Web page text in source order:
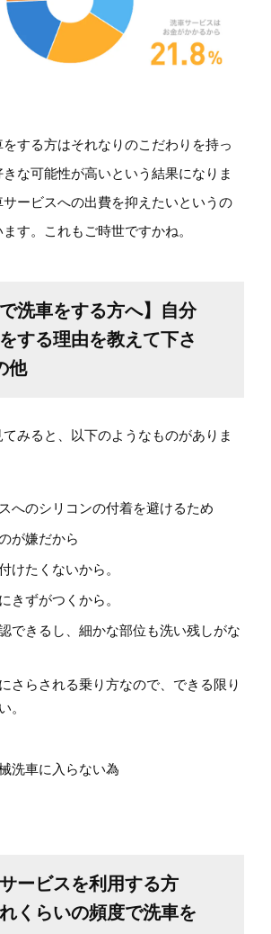
する方はそれなりのこだわりを持っ
な可能性が高いという結果になりま
サービスへの出費を抑えたいというの
す。これもご時世ですかね。
で洗車をする方へ】自分
する理由を教えて下さ
他
みると、以下のようなものがありま
へのシリコンの付着を避けるため
が嫌だから
けたくないから。
きずがつくから。
できるし、細かな部位も洗い残しがな
さらされる乗り方なので、できる限り
。
洗車に入らない為
サービスを利用する方
くらいの頻度で洗車を